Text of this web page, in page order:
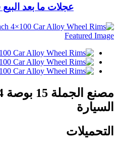
عجلات ما بعد
السيارة
التحميلات